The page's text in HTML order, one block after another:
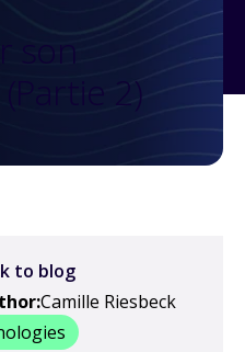
son
(Partie 2)
to blog
Camille Riesbeck